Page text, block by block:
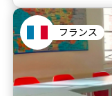
フランス